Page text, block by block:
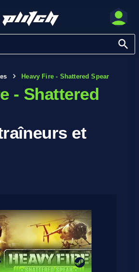
Heavy Fire - Shattered Spear
- Shattered
et